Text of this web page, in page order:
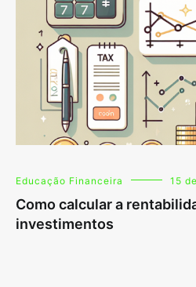
Educação Financeira 15
Como calcular a
investimentos